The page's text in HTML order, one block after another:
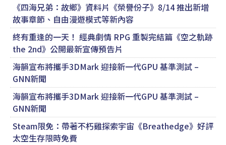
《四海兄弟：故鄉》資料片《榮譽份子》8/14 推出新增
故事章節、自由漫遊模式等新內容
終有重逢的一天！ 經典劇情 RPG 重製完結篇《空之軌跡
the 2nd》公開最新宣傳預告片
海韻宣布將攜手3DMark 迎接新一代GPU 基準測試 –
GNN新聞
海韻宣布將攜手3DMark 迎接新一代GPU 基準測試 –
GNN新聞
Steam限免：帶著不朽雞探索宇宙《Breathedge》好評
太空生存限時免費